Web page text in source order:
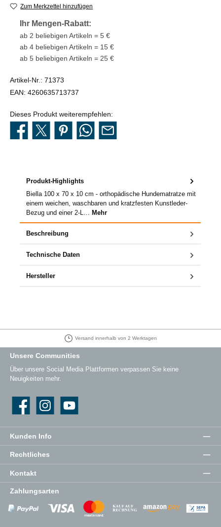
Zum Merkzettel hinzufügen
Ihr Mengen-Rabatt:
ab 2 beliebigen Artikeln = 5 €
ab 4 beliebigen Artikeln = 15 €
ab 5 beliebigen Artikeln = 25 €
Artikel-Nr.: 71373
EAN: 4260635713737
Dieses Produkt weiterempfehlen:
Produkt-Highlights
Biella 100 x 70 x 10 cm - orthopädische Hundematratze mit
einem weichen, waschbaren und kratzfesten Kunstleder-
Bezug und einer 2-L… Mehr
Beschreibung
Technische Daten
Hersteller
Versand innerhalb von 2 Werktagen
Kunden Info
Rechtliches
Kontakt
Unsere Communities
Über unsere Social Media Plattformen verpassen Sie keine
Neuigkeiten mehr.
Instagram YouTube
Zahlungsarten
Zahlungsanbieter Zahlungsanbieter